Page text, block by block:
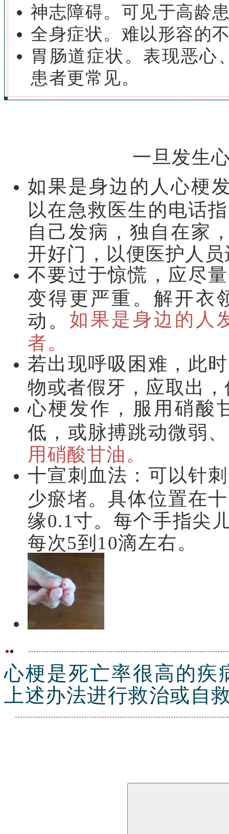
神志障碍。可见于高龄
全身症状。难以形容的
胃肠道症状。表现恶心
患者更常见。
一旦发生
如果是身边的人心梗
以在急救医生的电话
自己发病，独自在家
开好门，以便医护人
不要过于惊慌，应尽
变得更严重。解开衣
动。 如果是身边的人
者。
若出现呼吸困难，此
物或者假牙，应取出
心梗发作，服用硝酸
低，或脉搏跳动微弱
用硝酸甘油。
十宣刺血法：可以针
少瘀堵。具体位置在
缘0.1寸。每个手指尖
每次5到10滴左右。
心梗是死亡率很高的疾
上述办法进行救治或自